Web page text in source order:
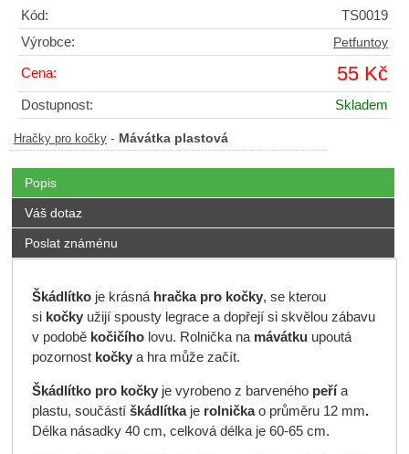
Kód:
TS0019
Výrobce:
Petfuntoy
Cena: 55 Kč
Dostupnost: Skladem
Hračky pro kočky - Mávátka plastová
Popis
Váš dotaz
Poslat známénu
Škádlítko je krásná hračka pro kočky, se kterou
si kočkyužijí spousty legrace a dopřejí si skvělou zábavu
v podobě kočičíholovu. Rolnička na mávátku upoutá
pozornost kočkya hra může začít.
Škádlítko pro kočkyje vyrobeno z barveného peřía
plastu, součástí škádlítkaje rolničkao průměru 12 mm.
Délka násadky 40 cm, celková délka je 60-65 cm.